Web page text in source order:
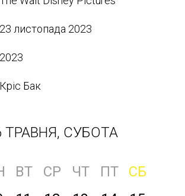
23 листопада 2023
2023
Кріс Бак
ТРАВНЯ, СУБОТА
ВТ СР ЧТ ПТ
СБ